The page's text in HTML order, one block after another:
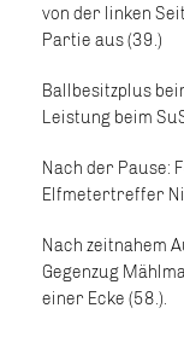
von der linken
Partie aus (39.)
Ballbesitzplus
Leistung beim
Nach der Pause:
Elfmetertreffer
Nach zeitnahem
Gegenzug
einer Ecke (58.).